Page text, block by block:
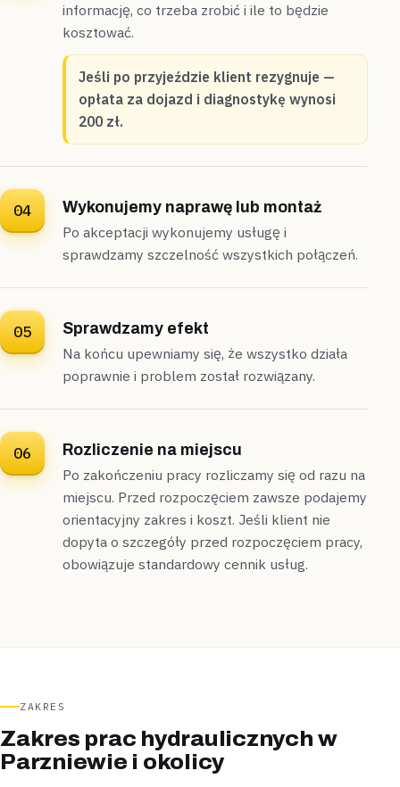
informację, co trzeba zrobić i ile to będzie
kosztować.
Jeśli po przyjeździe klient rezygnuje —
opłata za dojazd i diagnostykę wynosi
200 zł.
04
Wykonujemy naprawę lub montaż
Po akceptacji wykonujemy usługę i
sprawdzamy szczelność wszystkich połączeń.
05
Sprawdzamy efekt
Na końcu upewniamy się, że wszystko działa
poprawnie i problem został rozwiązany.
06
Rozliczenie na miejscu
Po zakończeniu pracy rozliczamy się od razu na
miejscu. Przed rozpoczęciem zawsze podajemy
orientacyjny zakres i koszt. Jeśli klient nie
dopyta o szczegóły przed rozpoczęciem pracy,
obowiązuje standardowy cennik usług.
ZAKRES
Zakres prac hydraulicznych w
Parzniewie i okolicy